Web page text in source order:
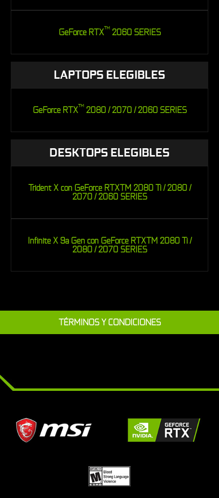
GeForce RTXTM2060 SERIES
LAPTOPS ELEGIBLES
GeForce RTXTM2080 / 2070 / 2060 SERIES
DESKTOPS ELEGIBLES
Trident X con GeForce RTXTM 2080 Ti / 2080 /
2070 / 2060 SERIES
Infinite X 9a Gen con GeForce RTXTM 2080 Ti /
2080 / 2070 SERIES
TÉRMINOS Y CONDICIONES